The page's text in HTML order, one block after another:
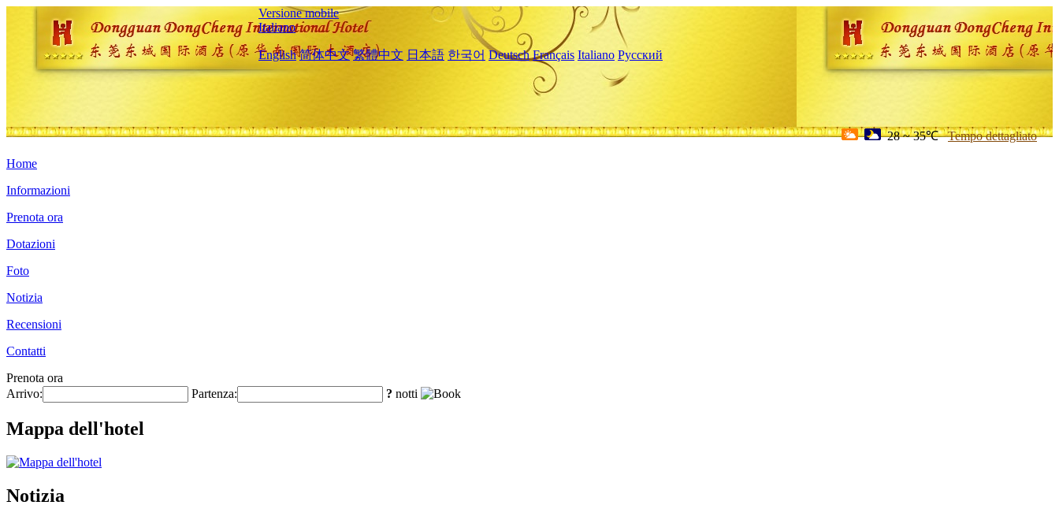
Versione mobile
Italiano
English 简体中文 繁體中文 日本語 한국어 Deutsch Français Italiano Русский
28 ~ 35℃ Tempo dettagliato
Home
Informazioni
Prenota ora
Dotazioni
Foto
Notizia
Recensioni
Contatti
Prenota ora
Arrivo:
Partenza: ? notti
Mappa dell'hotel
Notizia